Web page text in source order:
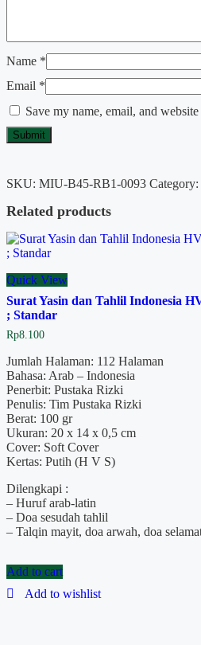
Name *
Email *
Save my name, email, and
SKU: MIU-B45-RB1-0093 Category:
Related products
Quick View
Surat Yasin dan Tahlil Indonesia
; Standar
Rp8.100
Jumlah Halaman: 112 Halaman
Bahasa: Arab – Indonesia
Penerbit: Pustaka Rizki
Penulis: Tim Pustaka Rizki
Berat: 100 gr
Ukuran: 20 x 14 x 0,5 cm
Cover: Soft Cover
Kertas: Putih (H V S)
Dilengkapi :
– Huruf arab-latin
– Doa sesudah tahlil
– Talqin mayit, doa arwah, doa
Add to cart
Add to wishlist